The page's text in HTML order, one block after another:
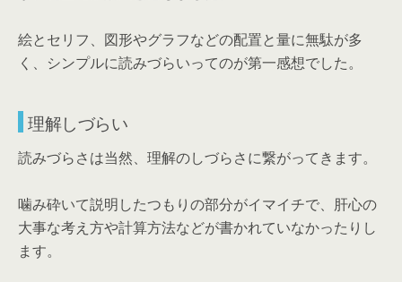
絵とセリフ、図形やグラフなどの配置と量に無駄が多
く、シンプルに読みづらいってのが第一感想でした。
理解しづらい
読みづらさは当然、理解のしづらさに繋がってきます。
噛み砕いて説明したつもりの部分がイマイチで、肝心の
大事な考え方や計算方法などが書かれていなかったりし
ます。